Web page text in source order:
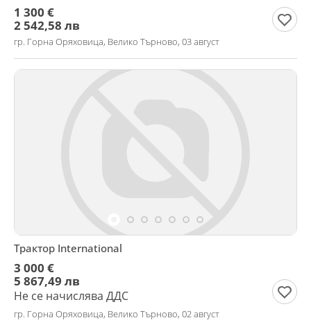
1 300 €
2 542,58 лв
гр. Горна Оряховица, Велико Търново, 03 август
Трактор International
3 000 €
5 867,49 лв
Не се начислява ДДС
гр. Горна Оряховица, Велико Търново, 02 август